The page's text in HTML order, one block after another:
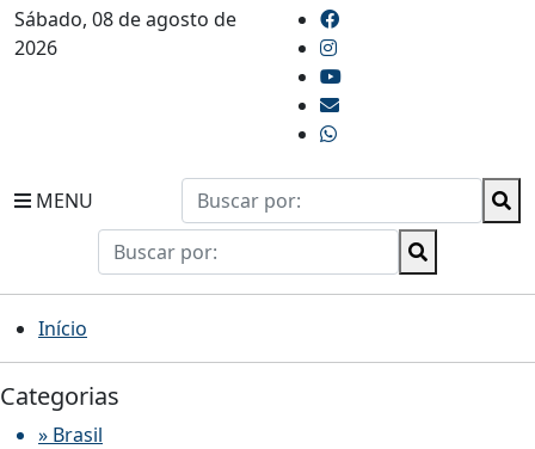
Sábado, 08 de agosto de
2026
MENU
Início
Categorias
» Brasil